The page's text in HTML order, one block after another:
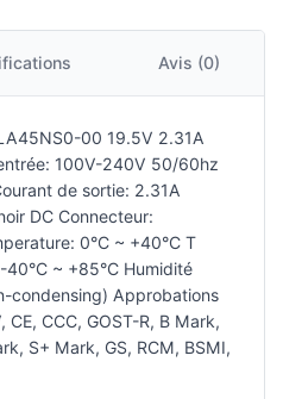
Avis (0)
00 19.5V 2.31A
100V-240V 50/60hz
de sortie: 2.31A
DC Connecteur:
0°C ~ +40°C T
~ +85°C Humidité
condensing) Approbations
CCC, GOST-R, B Mark,
S+ Mark, GS, RCM, BSMI,